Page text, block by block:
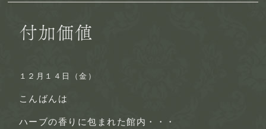
付加価値
１２月１４日（金）
こんばんは
ハーブの香 りに包まれた館内・・・